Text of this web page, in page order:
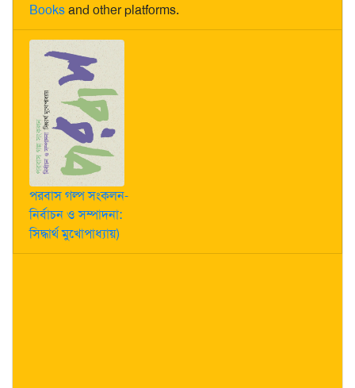
Booksand other platforms.
পরবাস গল্প সংকলন-
নির্বাচন ও সম্পাদনা:
সিদ্ধার্থ মুখোপাধ্যায়)